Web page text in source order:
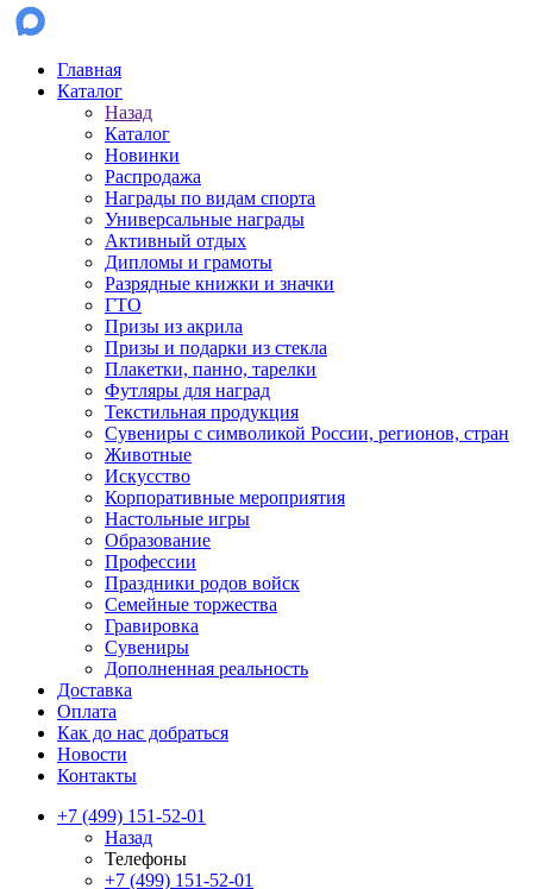
Главная
Каталог
Назад
Каталог
Новинки
Распродажа
Награды по видам спорта
Универсальные награды
Активный отдых
Дипломы и грамоты
Разрядные книжки и значки
ГТО
Призы из акрила
Призы и подарки из стекла
Плакетки, панно, тарелки
Футляры для наград
Текстильная продукция
Сувениры с символикой России, регионов, стран
Животные
Искусство
Корпоративные мероприятия
Настольные игры
Образование
Профессии
Праздники родов войск
Семейные торжества
Гравировка
Сувениры
Дополненная реальность
Доставка
Оплата
Как до нас добраться
Новости
Контакты
+7 (499) 151-52-01
Назад
Телефоны
+7 (499) 151-52-01